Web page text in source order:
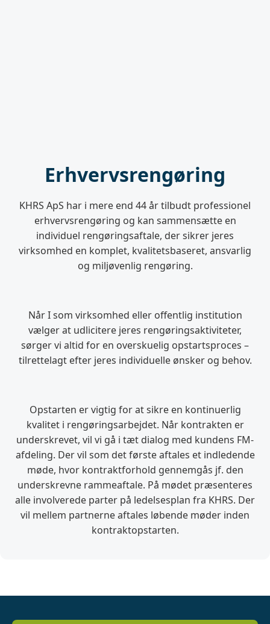
Erhvervsrengøring
KHRS ApS har i mere end 44 år tilbudt professionel
erhvervsrengøring og kan sammensætte en
individuel rengøringsaftale, der sikrer jeres
virksomhed en komplet, kvalitetsbaseret, ansvarlig
og miljøvenlig rengøring.
Når I som virksomhed eller offentlig institution
vælger at udlicitere jeres rengøringsaktiviteter,
sørger vi altid for en overskuelig opstartsproces –
tilrettelagt efter jeres individuelle ønsker og behov.
Opstarten er vigtig for at sikre en kontinuerlig
kvalitet i rengøringsarbejdet. Når kontrakten er
underskrevet, vil vi gå i tæt dialog med kundens FM-
afdeling. Der vil som det første aftales et indledende
møde, hvor kontraktforhold gennemgås jf. den
underskrevne rammeaftale. På mødet præsenteres
alle involverede parter på ledelsesplan fra KHRS. Der
vil mellem partnerne aftales løbende møder inden
kontraktopstarten.